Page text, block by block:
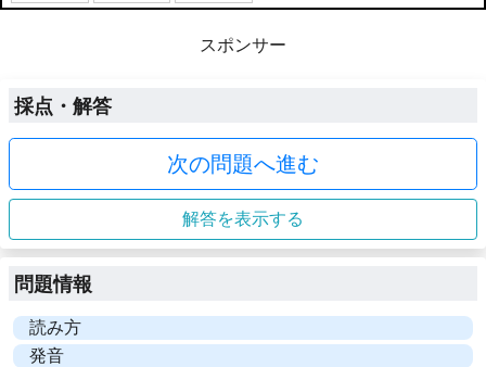
スポンサー
採点・解答
次の問題へ進む
解答を表示する
問題情報
読み方
発音